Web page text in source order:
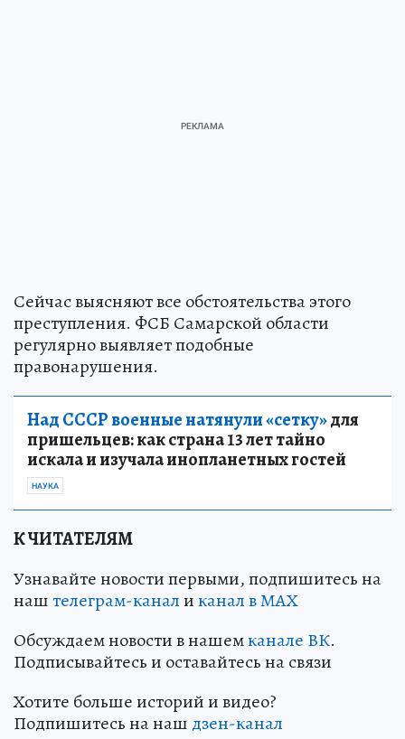
Сейчас выясняют все обстоятельства этого
преступления. ФСБ Самарской области
регулярно выявляет подобные
правонарушения.
Над СССР военные натянули «сетку»для
пришельцев: как страна 13 лет тайно
искала и изучала инопланетных гостей
НАУКА
К ЧИТАТЕЛЯМ
Узнавайте новости первыми, подпишитесь на
наштелеграм-каналиканал в МАХ
Обсуждаем новости в нашемканале ВК.
Подписывайтесь и оставайтесь на связи
Хотите больше историй и видео?
Подпишитесь на наш дзен-канал